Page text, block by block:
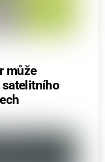
může
satelitního